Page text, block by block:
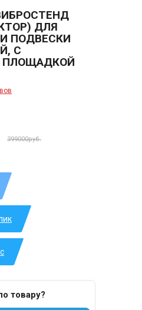
ДЛЯ
ПОДВЕСКИ
С
ПЛОЩАДКОЙ
399000руб.
товару?